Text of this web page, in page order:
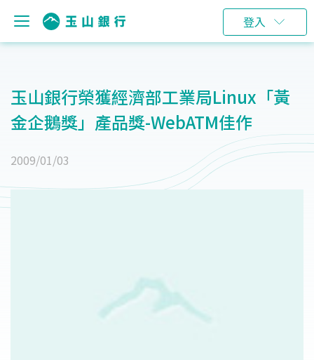
登入
玉山銀行榮獲經濟部工業局Linux「黃
金企鵝獎」產品獎-WebATM佳作
2009/01/03